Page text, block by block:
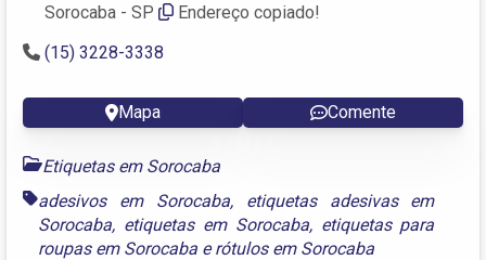
Sorocaba - SP
Endereço copiado!
(15) 3228-3338
Mapa Comente
Etiquetas em Sorocaba
adesivos em Sorocaba, etiquetas adesivas em
Sorocaba, etiquetas em Sorocaba, etiquetas para
roupas em Sorocaba erótulos em Sorocaba